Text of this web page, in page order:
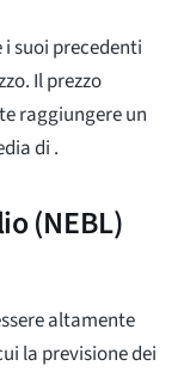
suoi precedenti
Il prezzo
raggiungere un
di .
(NEBL)
altamente
la previsione dei